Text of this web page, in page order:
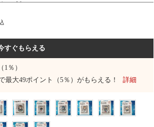
すぐもらえる
1％）
最大49ポイント（5％）がもらえる！ 詳細